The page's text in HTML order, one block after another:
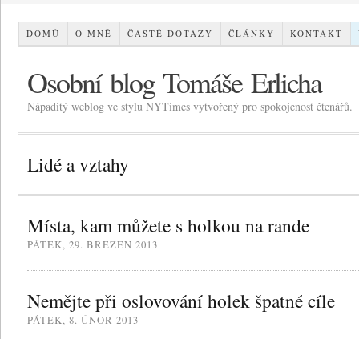
DOMŮ O MNĚ ČASTÉ DOTAZY ČLÁNKY KONTAKT
Osobní blog Tomáše Erlicha
Nápaditý weblog ve stylu NYTimes vytvořený pro spokojenost čtenářů.
Lidé a vztahy
Místa, kam můžete s holkou na rande
PÁTEK, 29. BŘEZEN 2013
Nemějte při oslovování holek špatné cíle
PÁTEK, 8. ÚNOR 2013